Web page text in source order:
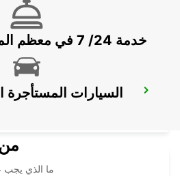
خدمة 24/ 7 في معظم المطارات الرئيسية
السيارات
ما الذي يجب